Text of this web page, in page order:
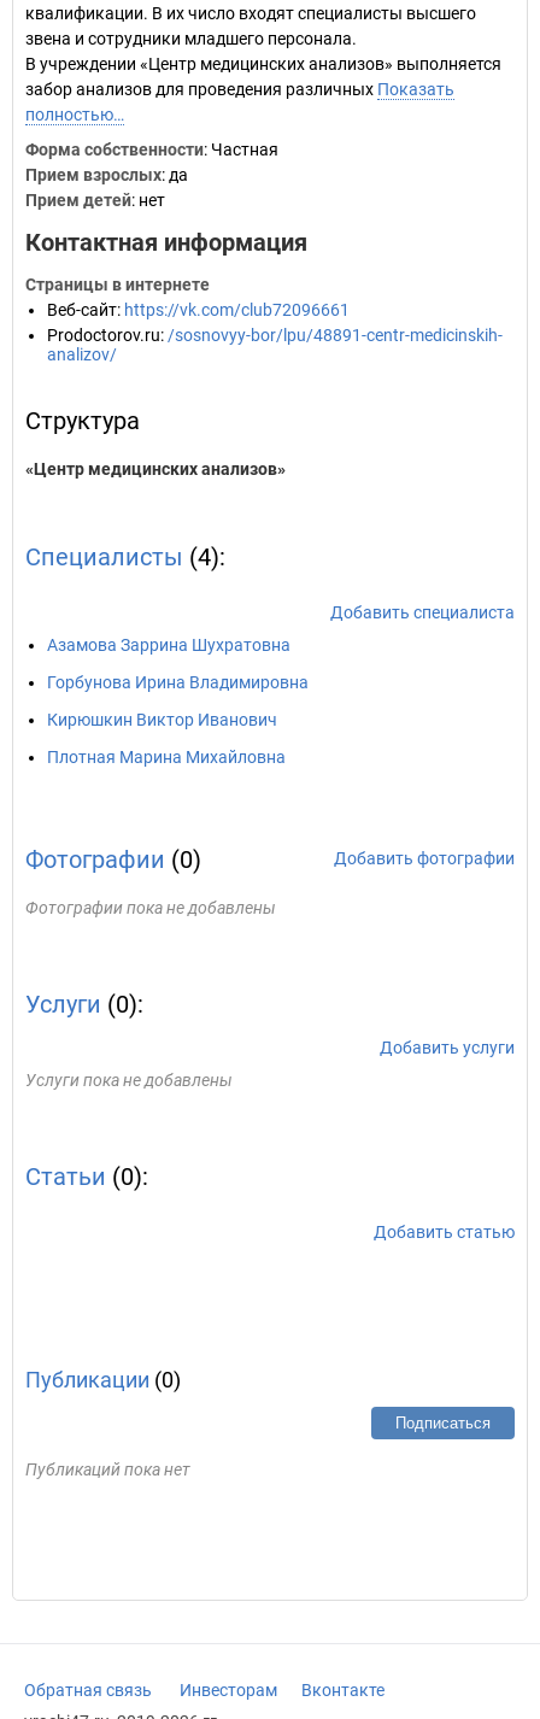
квалификации. В их число входят специалисты высшего
звена и сотрудники младшего персонала.
В учреждении «Центр медицинских анализов» выполняется
забор анализов для проведения различных Показать
полностью…
Форма собственности: Частная
Прием взрослых: да
Прием детей: нет
Контактная информация
Страницы в интернете
Веб-сайт: https://vk.com/club72096661
Prodoctorov.ru: /sosnovyy-bor/lpu/48891-centr-medicinskih-
analizov/
Структура
«Центр медицинских анализов»
Специалисты (4):
Добавить специалиста
Азамова Заррина Шухратовна
Горбунова Ирина Владимировна
Кирюшкин Виктор Иванович
Плотная Марина Михайловна
Фотографии (0) Добавить фотографии
Фотографии пока не добавлены
Услуги (0):
Добавить услуги
Услуги пока не добавлены
Статьи (0):
Добавить статью
Публикации (0)
Подписаться
Публикаций пока нет
Обратная связь Инвесторам
Вконтакте